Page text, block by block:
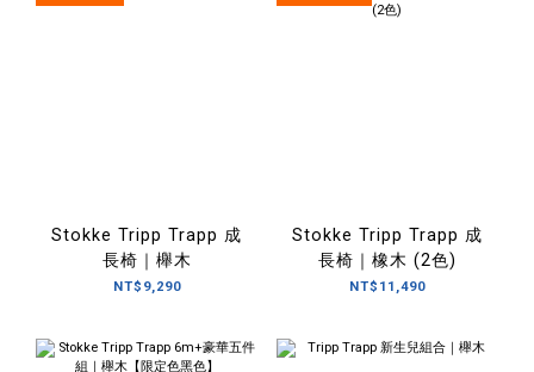
Stokke Tripp Trapp 成
長椅｜櫸木
NT$9,290
Stokke Tripp Trapp 成
長椅｜橡木 (2色)
NT$11,490